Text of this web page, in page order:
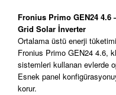
Fronius Primo GEN24 4.6
Grid Solar İnverter
Ortalama üstü enerji
Fronius Primo GEN24 4.6,
sistemleri kullanan evlerde
Esnek panel
korur.